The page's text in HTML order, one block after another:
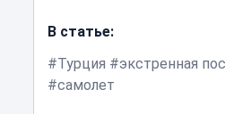
В статье:
Турция
экстренная
самолет